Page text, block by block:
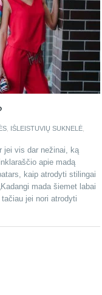
IŠLEISTUVIŲ SUKNELĖ
jei vis dar nežinai, ką
apie madą
kaip atrodyti stilingai
mada šiemet labai
jei nori atrodyti